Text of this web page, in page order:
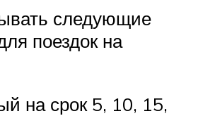
следующие
поездок на
на срок 5, 10, 15,